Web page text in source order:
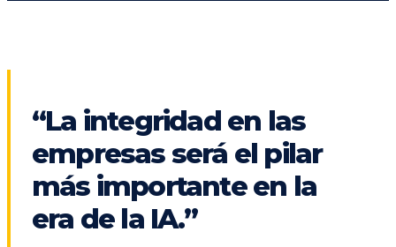
“La integridad en las
empresas será el pilar
más importante en la
era de la IA.”